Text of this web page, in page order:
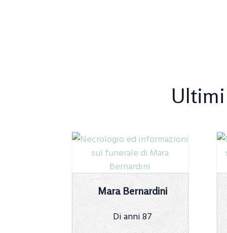
Mara Bernardini
Di anni 87